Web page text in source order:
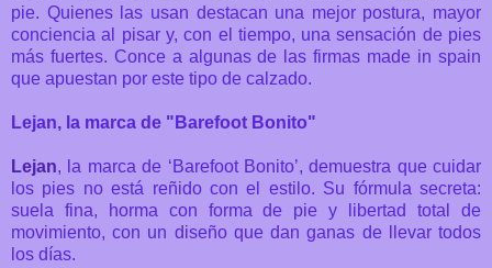
pie. Quienes las usan destacan una mejor postura, mayor
conciencia al pisar y, con el tiempo, una sensación de pies
más fuertes. Conce a algunas de las firmas made in spain
que apuestan por este tipo de calzado.
Lejan, la marca de " Barefoot Bonito"
Lejan, la marca de ‘Barefoot Bonito’, demuestra que cuidar
los pies no está reñido con el estilo. Su fórmula secreta:
suela fina, horma con forma de pie y libertad total de
movimiento, con un diseño que dan ganas de llevar todos
los días.